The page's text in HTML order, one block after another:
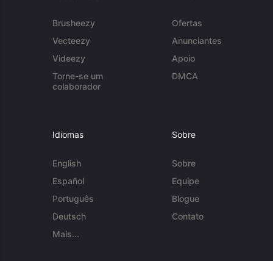
Brusheezy
Vecteezy
Videezy
Torne-se um
colaborador
Ofertas
Anunciantes
Apoio
DMCA
Idiomas
English
Español
Português
Deutsch
Mais...
Sobre
Sobre
Equipe
Blogue
Contato